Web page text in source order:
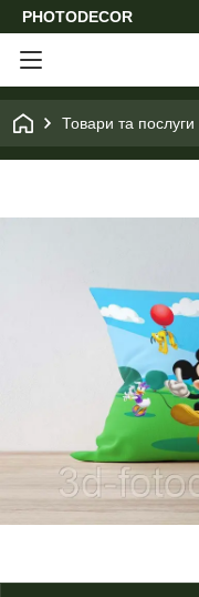
PHOTODECOR
Товари та послуги